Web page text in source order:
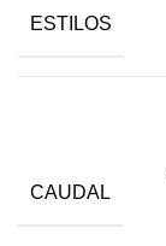
ESTILOS
CAUDAL